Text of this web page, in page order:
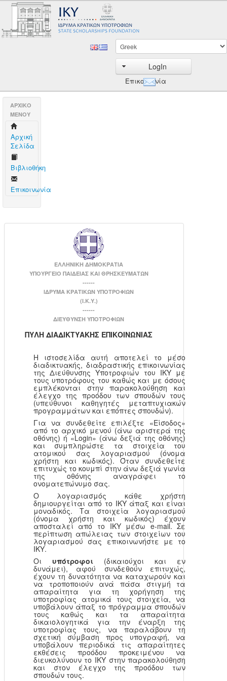
LogIn
Επικοινωνία
AΡΧΙΚΟ
ΜΕΝΟΥ
Aρχική
Σελίδα
Βιβλιοθήκη
Επικοινωνία
ΕΛΛΗΝΙΚΗ ΔΗΜΟΚΡΑΤΙΑ
ΥΠΟΥΡΓΕΙΟ ΠΑΙΔΕΙΑΣ ΚΑΙ ΘΡΗΣΚΕΥΜΑΤΩΝ
------
ΙΔΡΥΜΑ ΚΡΑΤΙΚΩΝ ΥΠΟΤΡΟΦΙΩΝ
(Ι.Κ.Υ.)
------
ΔΙΕΥΘΥΝΣΗ ΥΠΟΤΡΟΦΙΩΝ
ΠΥΛΗ ΔΙΑΔΙΚΤΥΑΚΗΣ ΕΠΙΚΟΙΝΩΝΙΑΣ
Η ιστοσελίδα αυτή αποτελεί το μέσο
διαδικτυακής, διαδραστικής επικοινωνίας
της Διεύθυνσης Υποτροφιών του ΙΚΥ με
τους υποτρόφους του καθώς και με όσους
εμπλέκονται στην παρακολούθηση και
έλεγχο της προόδου των σπουδών τους
(υπεύθυνοι καθηγητές μεταπτυχιακών
προγραμμάτων και επόπτες σπουδών).
Για να συνδεθείτε επιλέξτε «Είσοδος»
από το αρχικό μενού (άνω αριστερά της
οθόνης) ή «Login» (άνω δεξιά της οθόνης)
και συμπληρώστε τα στοιχεία του
ατομικού σας λογαριασμού (όνομα
χρήστη και κωδικός). Όταν συνδεθείτε
επιτυχώς το κουμπί στην άνω δεξιά γωνία
της οθόνης αναγράφει το
ονοματεπώνυμο σας.
Ο λογαριασμός κάθε χρήστη
δημιουργείται από το ΙΚΥ άπαξ και είναι
μοναδικός. Τα στοιχεία λογαριασμού
(όνομα χρήστη και κωδικός) έχουν
αποσταλεί από το ΙΚΥ μέσω e-mail. Σε
περίπτωση απώλειας των στοιχείων του
λογαριασμού σας επικοινωνήστε με το
ΙΚΥ.
Οι υπότροφοι(δικαιούχοι και εν
δυνάμει), αφού συνδεθούν επιτυχώς,
έχουν τη δυνατότητα να καταχωρούν και
να τροποποιούν ανά πάσα στιγμή τα
απαραίτητα για τη χορήγηση της
υποτροφίας ατομικά τους στοιχεία, να
υποβάλουν άπαξ το πρόγραμμα σπουδών
τους καθώς και τα απαραίτητα
δικαιολογητικά για την έναρξη της
υποτροφίας τους, να παραλάβουν τη
σχετική σύμβαση προς υπογραφή, να
υποβάλουν περιοδικά τις απαραίτητες
εκθέσεις προόδου προκειμένου να
διευκολύνουν το ΙΚΥ στην παρακολούθηση
και στον έλεγχο της προόδου των
σπουδών τους.